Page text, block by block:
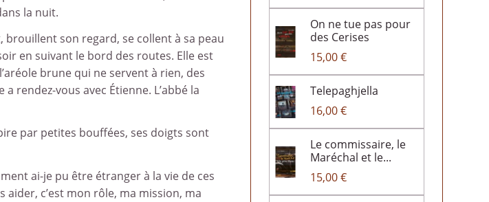
la nuit.
son regard, se collent à sa peau
en suivant le bord des routes. Elle est
brune qui ne servent à rien, des
rendez-vous avec Étienne. L’abbé la
par petites bouffées, ses doigts sont
ai-je pu être étranger à la vie de ces
c’est mon rôle, ma mission, ma
On ne tue pas pour
des Cerises
15,00 €
Telepaghjella
16,00 €
Le commissaire, le
Maréchal et le...
15,00 €